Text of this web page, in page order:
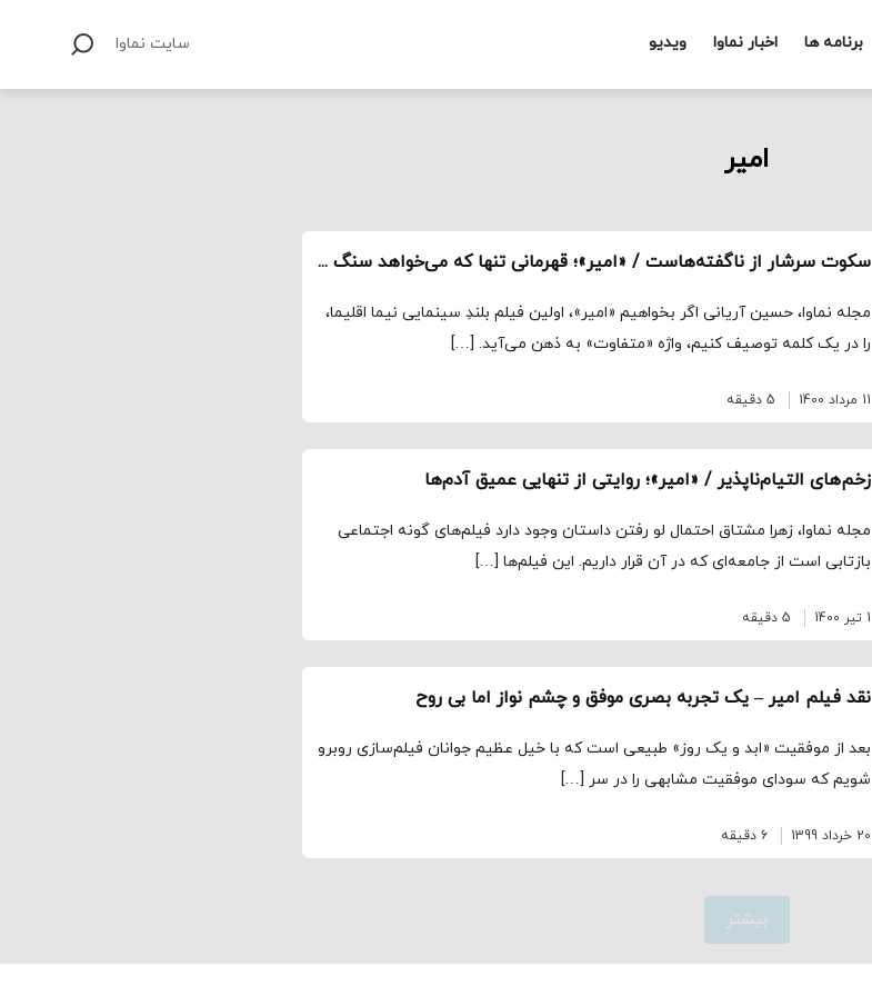
برنامه ها اخبار نماوا ویدیو سایت نماوا
امیر
سکوت سرشار از ناگفته‌هاست / «امیر»؛ قهرمانی تنها که می‌خواهد سنگ صبور دیگران باشد
مجله نماوا، حسین آریانی اگر بخواهیم «امیر»، اولین فیلم بلندِ سینمایی نیما اقلیما،
را در یک کلمه توصیف کنیم، واژه «متفاوت» به ذهن می‌آید. […]
11 مرداد 1400 5 دقیقه
زخم‌های التیام‌ناپذیر / «امیر»؛ روایتی از تنهایی عمیق آدم‌ها
مجله نماوا، زهرا مشتاق احتمال لو رفتن داستان وجود دارد فیلم‌های گونه اجتماعی
بازتابی است از جامعه‌ای که در آن قرار داریم. این فیلم‌ها […]
1 تیر 1400 5 دقیقه
نقد فیلم امیر – یک تجربه بصری موفق و چشم نواز اما بی روح
بعد از موفقیت «ابد و یک روز» طبیعی است که با خیل عظیم جوانان فیلم‌سازی روبرو
شویم که سودای موفقیت مشابهی را در سر […]
20 خرداد 1399 6 دقیقه
بیشتر